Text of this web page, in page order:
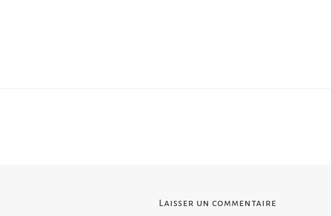
Laisser un commentaire